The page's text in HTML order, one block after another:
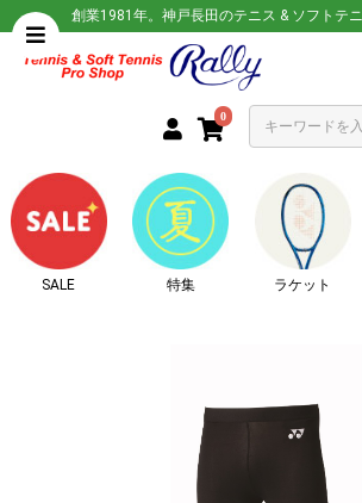
創業1981年。神戸長田のテニス & ソフトテ
0
SALE 特集 ラケット